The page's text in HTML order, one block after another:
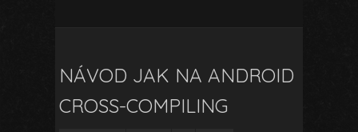
NÁVOD JAK NA ANDROID
CROSS-COMPILING